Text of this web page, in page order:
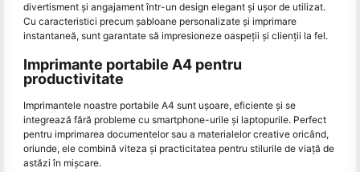
divertisment și angajament într-un design elegant și ușor de utilizat.
Cu caracteristici precum șabloane personalizate și imprimare
instantaneă, sunt garantate să impresioneze oaspeții și clienții la fel.
Imprimante portabile A4 pentru
productivitate
Imprimantele noastre portabile A4 sunt ușoare, eficiente și se
integrează fără probleme cu smartphone-urile și laptopurile. Perfect
pentru imprimarea documentelor sau a materialelor creative oricând,
oriunde, ele combină viteza și practicitatea pentru stilurile de viață de
astăzi în mișcare.